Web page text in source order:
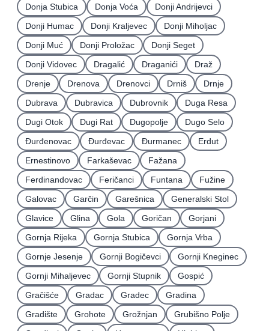
Donja Stubica
Donja Voća
Donji Andrijevci
Donji Humac
Donji Kraljevec
Donji Miholjac
Donji Muć
Donji Proložac
Donji Seget
Donji Vidovec
Dragalić Draganići
Draž
Drenje
Drenova Drenovci Drniš
Drnje
Dubrava
Dubravica Dubrovnik
Duga Resa
Dugi Otok
Dugi Rat Dugopolje
Dugo Selo
Ðurđenovac
Ðurđevac Ðurmanec
Erdut
Ernestinovo
Farkaševac
Fažana
Ferdinandovac
Feričanci Funtana
Fužine
Galovac
Garčin Garešnica
Generalski Stol
Glavice
Glina Gola Goričan
Gorjani
Gornja Rijeka
Gornja Stubica
Gornja Vrba
Gornje Jesenje
Gornji Bogičevci
Gornji Kneginec
Gornji Mihaljevec
Gornji Stupnik
Gospić
Gračišće
Gradac Gradec
Gradina
Gradište
Grohote Grožnjan
Grubišno Polje